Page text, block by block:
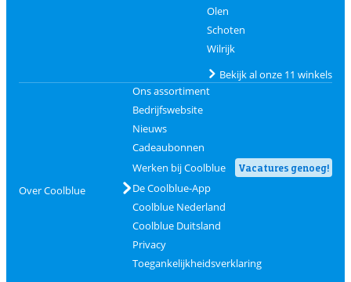
Olen
Schoten
Wilrijk
Bekijk al onze 11 winkels
Over Coolblue
Ons assortiment
Bedrijfswebsite
Nieuws
Cadeaubonnen
Werken bij Coolblue
Vacatures genoeg!
De Coolblue-App
Coolblue Nederland
Coolblue Duitsland
Privacy
Toegankelijkheidsverklaring